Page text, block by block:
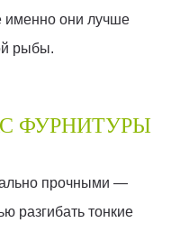
именно они лучше
рыбы.
ФУРНИТУРЫ
прочными —
разгибать тонкие